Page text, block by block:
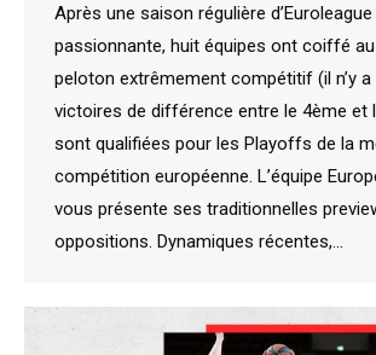
Après une saison régulière d’Euroleague
passionnante, huit équipes ont coiffé
peloton extrêmement compétitif (il n’y a
victoires de différence entre le 4ème et
sont qualifiées pour les Playoffs de la
compétition européenne. L’équipe
vous présente ses traditionnelles
oppositions. Dynamiques récentes,…